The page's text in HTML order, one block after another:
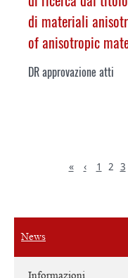
News
di materiali
of anisotropic
DR approvazione atti
« ‹ 1 2 3